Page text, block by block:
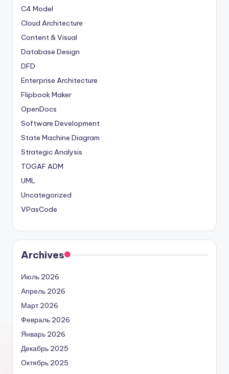
C4 Model
Cloud Architecture
Content & Visual
Database Design
DFD
Enterprise Architecture
Flipbook Maker
OpenDocs
Software Development
State Machine Diagram
Strategic Analysis
TOGAF ADM
UML
Uncategorized
VPasCode
Archives
Июль 2026
Апрель 2026
Март 2026
Февраль 2026
Январь 2026
Декабрь 2025
Октябрь 2025